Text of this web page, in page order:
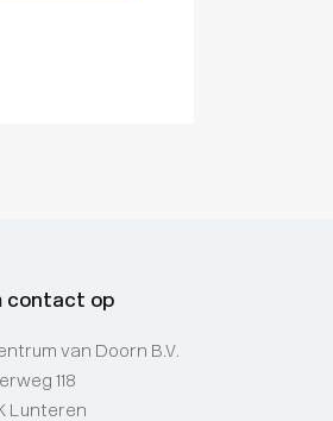
contact op
van Doorn B.V.
118
Lunteren